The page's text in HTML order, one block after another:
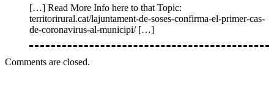
[…] Read More Info here to that Topic:
territorirural.cat/lajuntament-de-soses-confirma-el-primer-cas-
de-coronavirus-al-municipi/ […]
Comments are closed.